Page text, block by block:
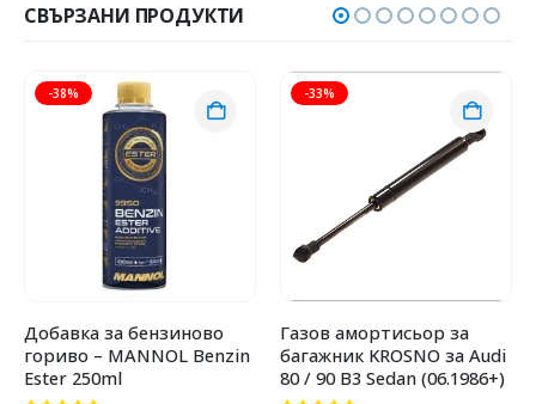
СВЪРЗАНИ ПРОДУКТИ
-38%
Добавка за бензиново
гориво – MANNOL Benzin
Ester 250ml
-33%
Газов амортисьор за
багажник KROSNO за Audi
80 / 90 B3 Sedan (06.1986+)